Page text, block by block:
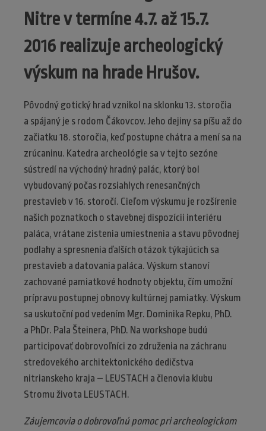
Nitre v termíne 4.7. až 15.7.
2016 realizuje archeologický
výskum na hrade Hrušov.
Pôvodný gotický hrad vznikol na sklonku 13. storočia
a spájaný je s rodom Čákovcov. Jeho dejiny sa píšu až do
začiatku 18. storočia, keď postupne chátra a mení sa na
zrúcaninu. Katedra archeológie sa v tejto sezóne
sústredí na východný hradný palác, ktorý bol
vybudovaný počas rozsiahlych renesančných
prestavieb v 16. storočí. Cieľom výskumu je rozšírenie
našich poznatkoch o stavebnej dispozícii interiéru
paláca, vrátane zistenia umiestnenia a stavu pôvodnej
podlahy a spresnenia ďalších otázok týkajúcich sa
prestavieb a datovania paláca. Výskum stanoví
zachované pamiatkové hodnoty objektu, čím umožní
prípravu postupnej obnovy kultúrnej pamiatky. Výskum
sa uskutoční pod vedením Mgr. Dominika Repku, PhD.
a PhDr. Pala Šteinera, PhD. Na workshope budú
participovať dobrovoľníci zo združenia na záchranu
stredovekého architektonického dedičstva
nitrianskeho kraja – LEUSTACH a členovia klubu
Stromu života LEUSTACH.
Záujemcovia o dobrovoľnú pomoc pri archeologickom